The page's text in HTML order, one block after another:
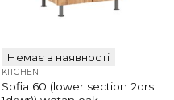
Немає в наявності
KITCHEN
Sofia 60 (lower section 2drs